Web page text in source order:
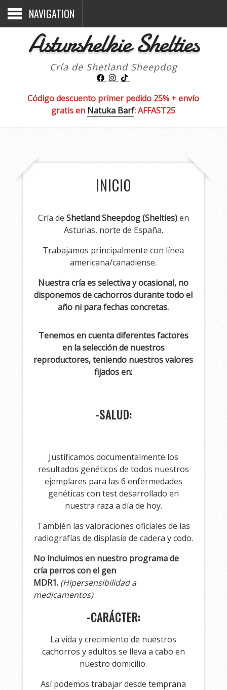
NAVIGATION
Asturshelkie Shelties
Cría de Shetland Sheepdog
Código descuento primer pedido 25% + envío
gratis en Natuka Barf: AFFAST25
INICIO
Cría de Shetland Sheepdog (Shelties)en
Asturias, norte de España.
Trabajamos principalmente con línea
americana/canadiense.
Nuestra cría es selectiva y ocasional, no
disponemos de cachorros durante todo el
año ni para fechas concretas.
Tenemos en cuenta diferentes factores
en la selección de nuestros
reproductores, teniendo nuestros valores
fijados en:
-SALUD:
Justificamos documentalmente los
resultados genéticos de todos nuestros
ejemplares para las 6 enfermedades
genéticas con test desarrollado en
nuestra raza a día de hoy.
También las valoraciones oficiales de las
radiografías de displasia de cadera y codo.
No incluimos en nuestro programa de
cría perros con el gen
MDR1. (Hipersensibilidad a
medicamentos)
-CARÁCTER:
La vida y crecimiento de nuestros
cachorros y adultos se lleva a cabo en
nuestro domicilio.
Así podemos trabajar desde temprana